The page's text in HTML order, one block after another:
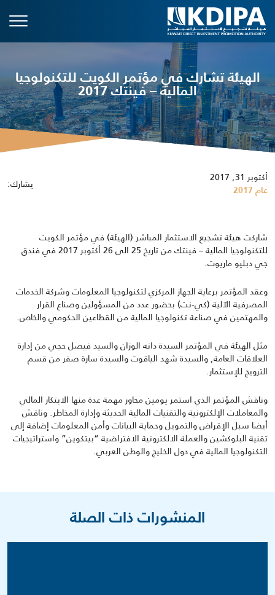
الهيئة تشارك في مؤتمر الكويت للتكنولوجيا
المالية – فينتك 2017
أكتوبر 31, 2017
عام 2017 يشارك:
شاركت هيئة تشجيع الاستثمار المباشر (الهيئة) في مؤتمر الكويت
للتكنولوجيا المالية – فينتك من تاريخ 25 الى 26 أكتوبر 2017 في فندق
جي دبليو ماريوت.
وعقد المؤتمر برعاية الجهاز المركزي لتكنولوجيا المعلومات وشركة الخدمات
المصرفية الآلية (كي-نت) بحضور عدد من المسؤولين وصناع القرار
والمهتمين في صناعة تكنولوجيا المالية من القطاعين الحكومي والخاص.
مثل الهيئة في المؤتمر السيدة دانه الوزان والسيد فيصل حجي من إدارة
العلاقات العامة, والسيدة شهد الياقوت والسيدة سارة صفر من قسم
الترويج للإستثمار.
وناقش المؤتمر الذي استمر يومين محاور مهمة عدة منها الابتكار المالي
والمعاملات الإلكترونية والتقنيات المالية الحديثة وإدارة المخاطر. وناقش
أيضا سبل الإقراض والتمويل وحماية البيانات وأمن المعلومات إضافة إلى
تقنية البلوكشين والعملة الالكترونية الافتراضية “بيتكوين” واستراتيجيات
التكنولوجيا المالية في دول الخليج والوطن العربي.
المنشورات ذات الصلة